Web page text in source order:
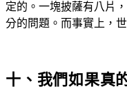
定的。一塊披薩有八片
分的問題。而事實上，
十、我們如果真